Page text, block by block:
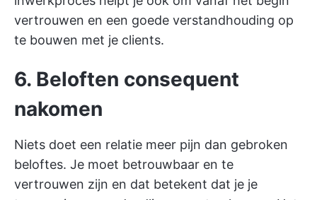
vertrouwen en een goede verstandhouding op
te bouwen met je clients.
6. Beloften consequent
nakomen
Niets doet een relatie meer pijn dan gebroken
beloftes. Je moet betrouwbaar en te
vertrouwen zijn en dat betekent dat je je